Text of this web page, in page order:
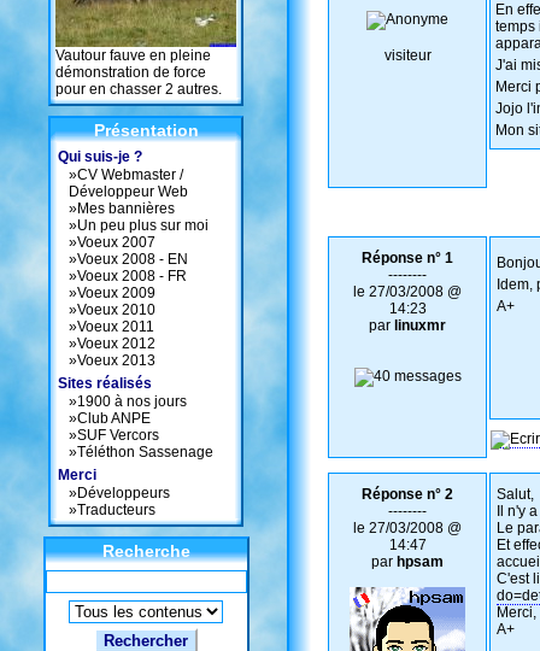
Vautour fauve en pleine
démonstration de force
pour en chasser 2 autres.
Présentation
Qui suis-je ?
»CV Webmaster /
Développeur Web
»Mes bannières
»Un peu plus sur moi
»Voeux 2007
»Voeux 2008 - EN
»Voeux 2008 - FR
»Voeux 2009
»Voeux 2010
»Voeux 2011
»Voeux 2012
»Voeux 2013
Sites réalisés
»1900 à nos jours
»Club ANPE
»SUF Vercors
»Téléthon Sassenage
Merci
»Développeurs
»Traducteurs
Recherche
Rechercher
visiteur
En
temps
J'ai
Merci
Jojo
Mon
Réponse n° 1
--------
le 27/03/2008 @
14:23
par linuxmr
Idem,
A+
Réponse n° 2
--------
le 27/03/2008 @
14:47
par hpsam
Salut,
Il n'y
Le
Et
C'est
Merci,
A+